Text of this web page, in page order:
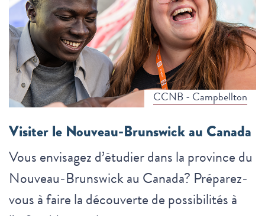
CCNB - Campbellton
Visiter le Nouveau-Brunswick au Canada
Vous envisagez d’étudier dans la province du
Nouveau-Brunswick au Canada? Préparez-
vous à faire la découverte de possibilités à